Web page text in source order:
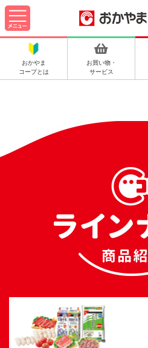
おかやま
コープとは
お買い物・
サービス